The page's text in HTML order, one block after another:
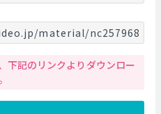
material/nc257968
下記のリンクよりダウンロー